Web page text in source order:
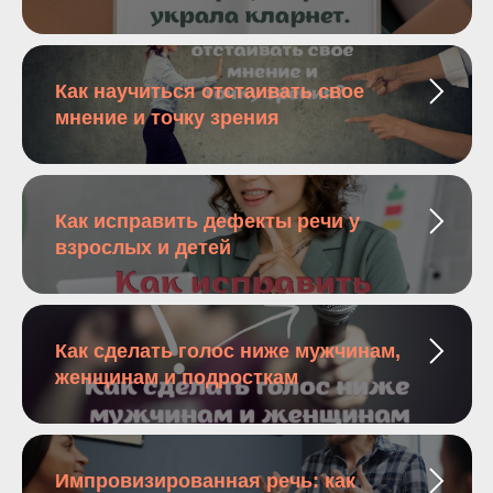
Как научиться отстаивать свое
мнение и точку зрения
Как исправить дефекты речи у
взрослых и детей
Как сделать голос ниже мужчинам,
женщинам и подросткам
Импровизированная речь: как